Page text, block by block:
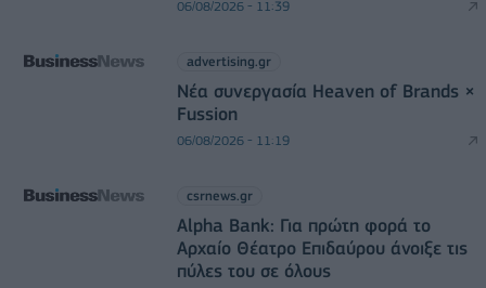
06/08/2026 - 11:39
advertising.gr
Νέα συνεργασία Heaven of Brands ×
Fussion
06/08/2026 - 11:19
csrnews.gr
Alpha Bank: Για πρώτη φορά το
Αρχαίο Θέατρο Επιδαύρου άνοιξε τις
πύλες του σε όλους